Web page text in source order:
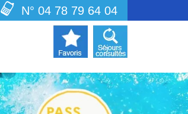
N° 04 78 79 64 04